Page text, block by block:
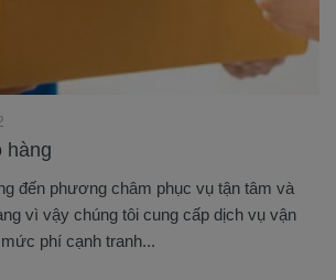
hàng
đến phương châm phục vụ tận tâm và
vì vậy chúng tôi cung cấp dịch vụ vận
phí cạnh tranh...